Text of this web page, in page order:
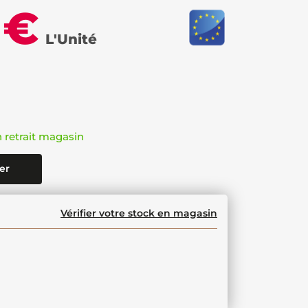
€ L'Unité
retrait magasin
Vérifier votre stock en magasin